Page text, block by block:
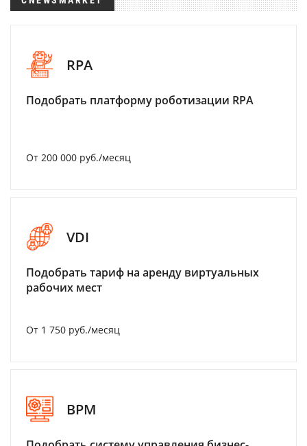
RPA
Подобрать платформу роботизации RPA
От 200 000 руб./месяц
VDI
Подобрать тариф на аренду виртуальных
рабочих мест
От 1 750 руб./месяц
BPM